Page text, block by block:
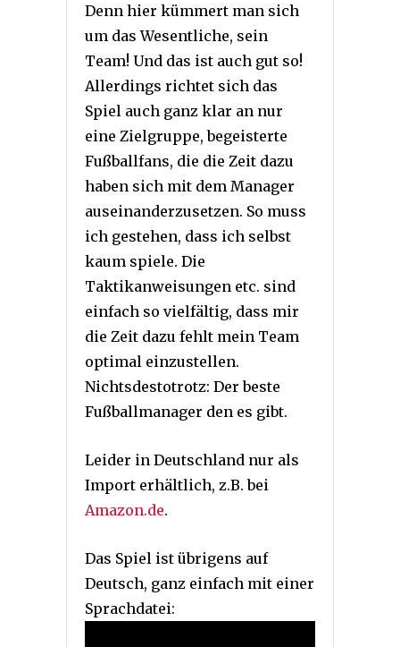
Denn hier kümmert man sich
um das Wesentliche, sein
Team! Und das ist auch gut so!
Allerdings richtet sich das
Spiel auch ganz klar an nur
eine Zielgruppe, begeisterte
Fußballfans, die die Zeit dazu
haben sich mit dem Manager
auseinanderzusetzen. So muss
ich gestehen, dass ich selbst
kaum spiele. Die
Taktikanweisungen etc. sind
einfach so vielfältig, dass mir
die Zeit dazu fehlt mein Team
optimal einzustellen.
Nichtsdestotrotz: Der beste
Fußballmanager den es gibt.
Leider in Deutschland nur als
Import erhältlich, z.B. bei
Amazon.de.
Das Spiel ist übrigens auf
Deutsch, ganz einfach mit einer
Sprachdatei: